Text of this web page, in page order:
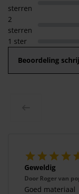
sterren
2
sterren
1 ster
Beoordeling
Geweldig
Door Roger van
Goed materiaal